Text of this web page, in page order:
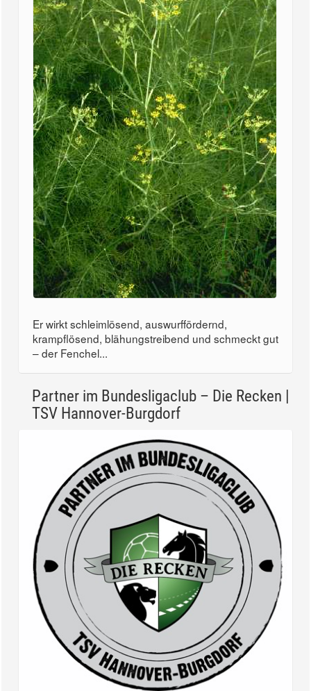
Er wirkt schleimlösend, auswurffördernd,
krampflösend, blähungstreibend und schmeckt gut
– der Fenchel...
Partner im Bundesligaclub – Die Recken |
TSV Hannover-Burgdorf